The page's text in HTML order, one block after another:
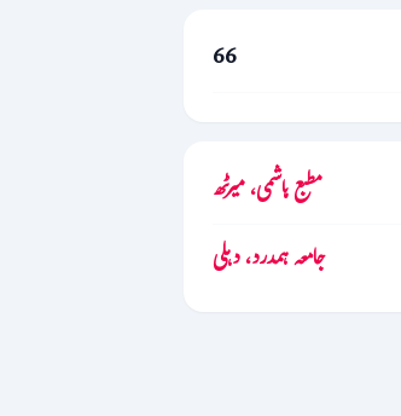
66
مطبع ہاشمی، میرٹھ
جامعہ ہمدرد، دہلی